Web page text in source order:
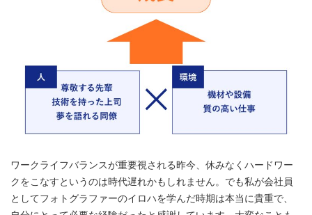
ワークライフバランスが重要視される昨今、休みなくハードワー
クをこなすというのは時代遅れかもしれません。でも私が会社員
としてフォトグラファーのイロハを学んだ時期は本当に貴重で、